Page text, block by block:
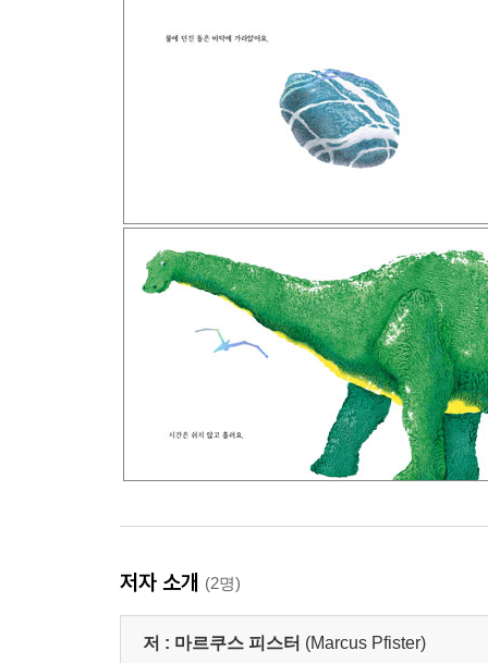
저자 소개 (2명)
저 : 마르쿠스 피스터 (Marcus Pfister)